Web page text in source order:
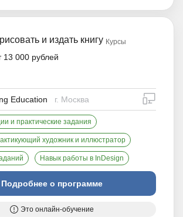
и издать книгу Курсы
13 000 рублей
Education г. Москва
и практические задания
художник и иллюстратор
Навык работы в InDesign
Подробнее о программе
Это онлайн-обучение